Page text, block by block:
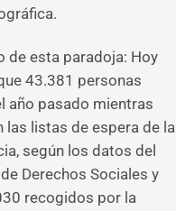
de esta paradoja: Hoy
43.381 personas
año pasado mientras
las listas de espera de la
según los datos del
Derechos Sociales y
recogidos por la